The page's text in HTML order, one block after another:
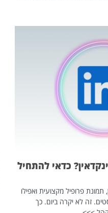
כדאי להתחיל
תמונת פרופיל מקצועית ואפילו
זה לא יקרה ביום. כך